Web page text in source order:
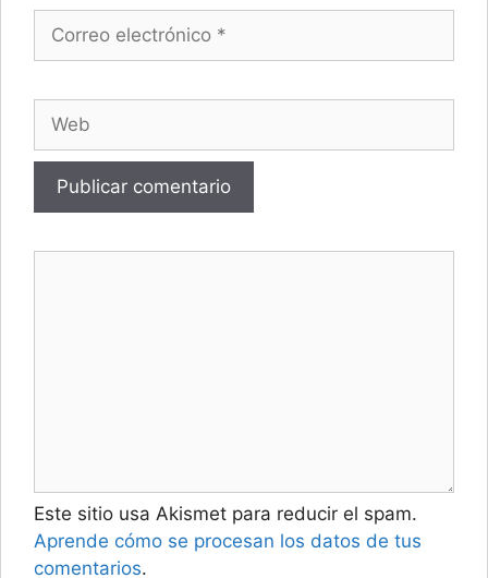
Este sitio usa Akismet para reducir el spam.
Aprende cómo se procesan los datos de tus
comentarios.